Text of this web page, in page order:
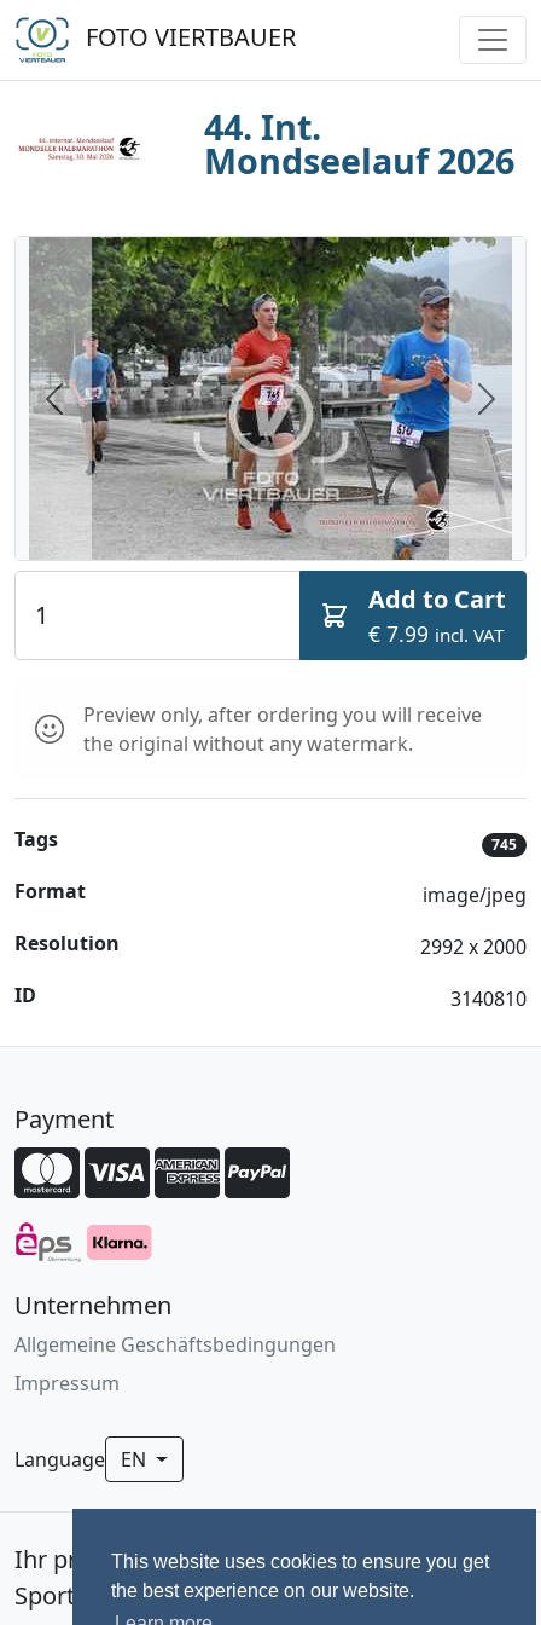
This website uses cookies to ensure you get
the best experience on our website.
FOTO VIERTBAUER
44. Int.
Mondseelauf 2026
Previous Next
Add to Cart
€ 7.99 incl. VAT
Preview only, after ordering you will receive
the original without any watermark.
Tags 745
Format
image/jpeg
Resolution
2992 x 2000
ID
3140810
Payment
Unternehmen
Allgemeine Geschäftsbedingungen
Impressum
Language EN
Ihr professionelles Fotoservice für
Sportevents seit 1992.